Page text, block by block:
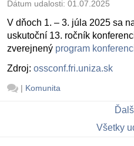
Dátum udalosti: 01.07.2025
V dňoch 1. – 3. júla 2025 sa
uskutoční 13. ročník
zverejnený program
Zdroj: ossconf.fri.uniza.sk
| Komunita
Všetky